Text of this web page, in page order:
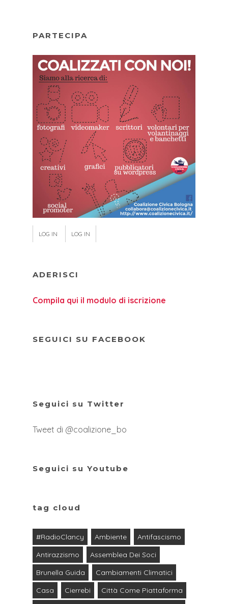
PARTECIPA
LOG IN LOG IN
ADERISCI
Compila qui il modulo di iscrizione
SEGUICI SU FACEBOOK
Seguici su Twitter
Tweet di @coalizione_bo
Seguici su Youtube
tag cloud
#RadioClancy Ambiente
Antifascismo
Antirazzismo
Assemblea Dei Soci
Brunella Guida
Cambiamenti Climatici
Casa
Cierrebi
Città Come Piattaforma